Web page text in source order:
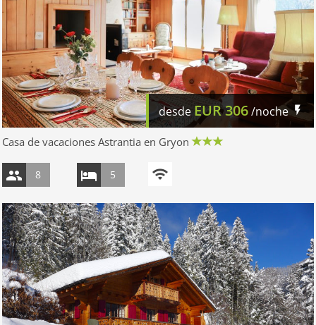
desde EUR306/noche
Casa de vacaciones Astrantia en Gryon
8 5